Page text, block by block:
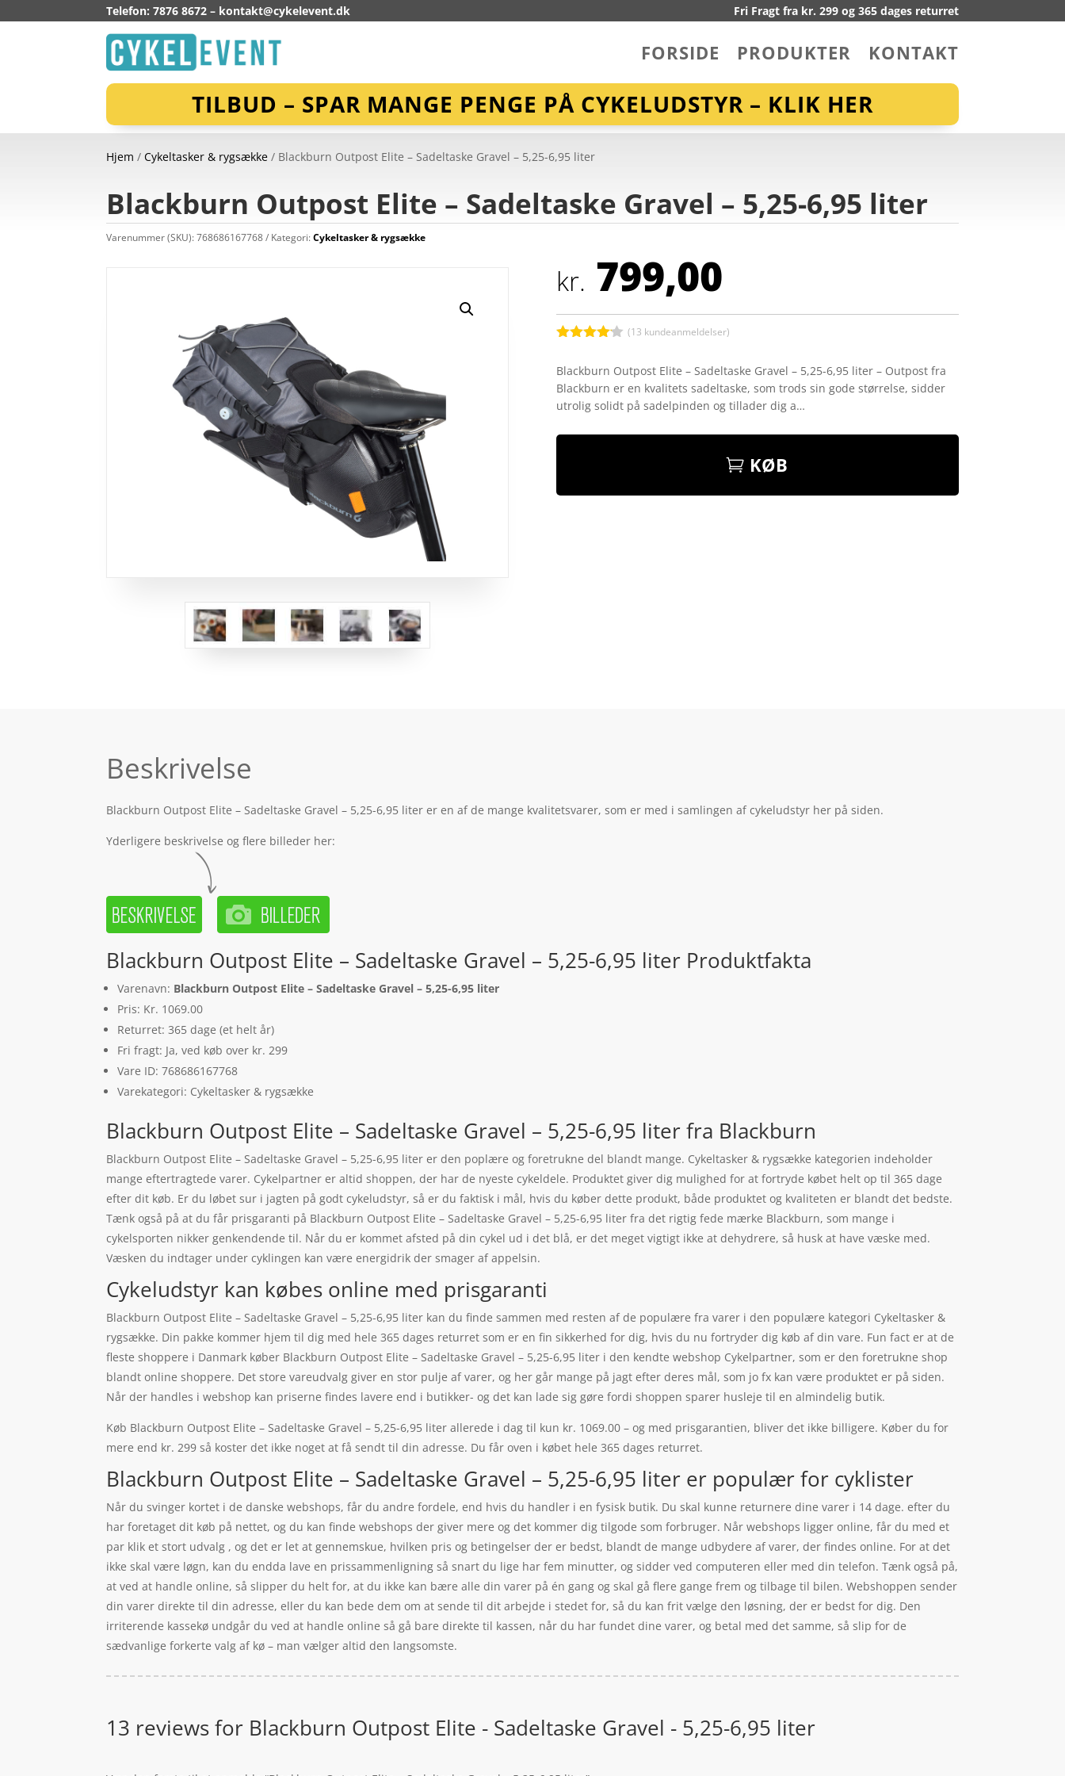
Telefon: 7876 8672 – kontakt@cykelevent.dk Fri Fragt fra kr. 299 og 365 dages returret
FORSIDE PRODUKTER KONTAKT
TILBUD – SPAR MANGE PENGE PÅ CYKELUDSTYR – KLIK HER
Hjem /Cykeltasker & rygsække / Blackburn Outpost Elite – Sadeltaske Gravel – 5,25-6,95 liter
Blackburn Outpost Elite – Sadeltaske Gravel – 5,25-6,95 liter
Varenummer (SKU):768686167768 Kategori:Cykeltasker & rygsække
kr. 799,00
ud af 5
baseret
på
kundebedø
(13 kundeanmeldelser)
Blackburn Outpost Elite – Sadeltaske Gravel – 5,25-6,95 liter – Outpost fra
Blackburn er en kvalitets sadeltaske, som trods sin gode størrelse, sidder
utrolig solidt på sadelpinden og tillader dig a…
KØB
Beskrivelse
Blackburn Outpost Elite – Sadeltaske Gravel – 5,25-6,95 liter er en af de mange kvalitetsvarer, som er med i samlingen af cykeludstyr her på siden.
Yderligere beskrivelse og flere billeder her:
Blackburn Outpost Elite – Sadeltaske Gravel – 5,25-6,95 liter Produktfakta
Varenavn: Blackburn Outpost Elite – Sadeltaske Gravel – 5,25-6,95 liter
Pris: Kr. 1069.00
Returret: 365 dage (et helt år)
Fri fragt: Ja, ved køb over kr. 299
Vare ID: 768686167768
Varekategori: Cykeltasker & rygsække
Blackburn Outpost Elite – Sadeltaske Gravel – 5,25-6,95 liter fra Blackburn
Blackburn Outpost Elite – Sadeltaske Gravel – 5,25-6,95 liter er den poplære og foretrukne del blandt mange. Cykeltasker & rygsække kategorien indeholder
mange eftertragtede varer. Cykelpartner er altid shoppen, der har de nyeste cykeldele. Produktet giver dig mulighed for at fortryde købet helt op til 365 dage
efter dit køb. Er du løbet sur i jagten på godt cykeludstyr, så er du faktisk i mål, hvis du køber dette produkt, både produktet og kvaliteten er blandt det bedste.
Tænk også på at du får prisgaranti på Blackburn Outpost Elite – Sadeltaske Gravel – 5,25-6,95 liter fra det rigtig fede mærke Blackburn, som mange i
cykelsporten nikker genkendende til. Når du er kommet afsted på din cykel ud i det blå, er det meget vigtigt ikke at dehydrere, så husk at have væske med.
Væsken du indtager under cyklingen kan være energidrik der smager af appelsin.
Cykeludstyr kan købes online med prisgaranti
Blackburn Outpost Elite – Sadeltaske Gravel – 5,25-6,95 liter kan du finde sammen med resten af de populære fra varer i den populære kategori Cykeltasker &
rygsække. Din pakke kommer hjem til dig med hele 365 dages returret som er en fin sikkerhed for dig, hvis du nu fortryder dig køb af din vare. Fun fact er at de
fleste shoppere i Danmark køber Blackburn Outpost Elite – Sadeltaske Gravel – 5,25-6,95 liter i den kendte webshop Cykelpartner, som er den foretrukne shop
blandt online shoppere. Det store vareudvalg giver en stor pulje af varer, og her går mange på jagt efter deres mål, som jo fx kan være produktet er på siden.
Når der handles i webshop kan priserne findes lavere end i butikker- og det kan lade sig gøre fordi shoppen sparer husleje til en almindelig butik.
Køb Blackburn Outpost Elite – Sadeltaske Gravel – 5,25-6,95 liter allerede i dag til kun kr. 1069.00 – og med prisgarantien, bliver det ikke billigere. Køber du for
mere end kr. 299 så koster det ikke noget at få sendt til din adresse. Du får oven i købet hele 365 dages returret.
Blackburn Outpost Elite – Sadeltaske Gravel – 5,25-6,95 liter er populær for cyklister
Når du svinger kortet i de danske webshops, får du andre fordele, end hvis du handler i en fysisk butik. Du skal kunne returnere dine varer i 14 dage. efter du
har foretaget dit køb på nettet, og du kan finde webshops der giver mere og det kommer dig tilgode som forbruger. Når webshops ligger online, får du med et
par klik et stort udvalg , og det er let at gennemskue, hvilken pris og betingelser der er bedst, blandt de mange udbydere af varer, der findes online. For at det
ikke skal være løgn, kan du endda lave en prissammenligning så snart du lige har fem minutter, og sidder ved computeren eller med din telefon. Tænk også på,
at ved at handle online, så slipper du helt for, at du ikke kan bære alle din varer på én gang og skal gå flere gange frem og tilbage til bilen. Webshoppen sender
din varer direkte til din adresse, eller du kan bede dem om at sende til dit arbejde i stedet for, så du kan frit vælge den løsning, der er bedst for dig. Den
irriterende kassekø undgår du ved at handle online så gå bare direkte til kassen, når du har fundet dine varer, og betal med det samme, så slip for de
sædvanlige forkerte valg af kø – man vælger altid den langsomste.
13 reviews for Blackburn Outpost Elite - Sadeltaske Gravel - 5,25-6,95 liter